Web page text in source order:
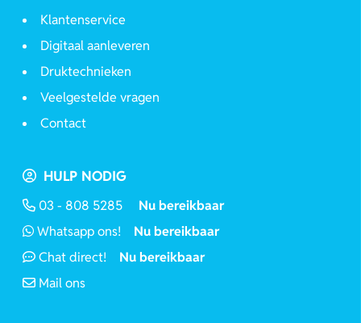
Klantenservice
Digitaal aanleveren
Druktechnieken
Veelgestelde vragen
Contact
HULP NODIG
03 - 808 5285
Nu bereikbaar
Whatsapp ons!
Nu bereikbaar
Chat direct!
Nu bereikbaar
Mail ons